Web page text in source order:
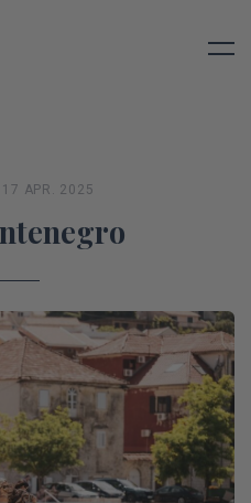
17 APR. 2025